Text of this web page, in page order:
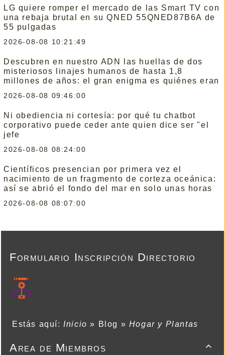
LG quiere romper el mercado de las Smart TV con
una rebaja brutal en su QNED 55QNED87B6A de
55 pulgadas
2026-08-08 10:21:49
Descubren en nuestro ADN las huellas de dos
misteriosos linajes humanos de hasta 1,8
millones de años: el gran enigma es quiénes eran
2026-08-08 09:46:00
Ni obediencia ni cortesía: por qué tu chatbot
corporativo puede ceder ante quien dice ser "el
jefe
2026-08-08 08:24:00
Científicos presencian por primera vez el
nacimiento de un fragmento de corteza oceánica:
así se abrió el fondo del mar en solo unas horas
2026-08-08 08:07:00
Formulario Inscripción Directorio
Estás aquí: Inicio» Blog » Hogar y Plantas

Area de Miembros